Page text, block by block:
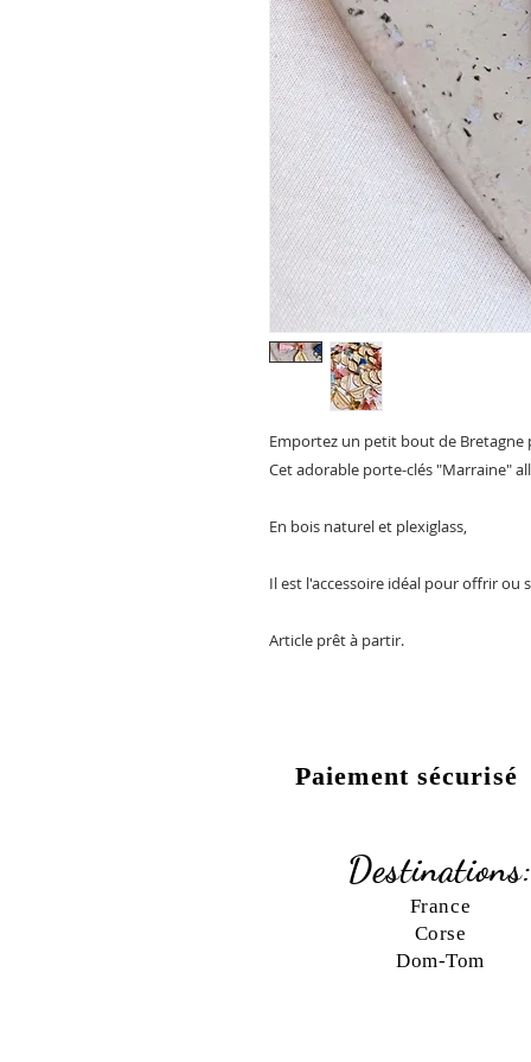
Emportez un petit bout de Bretagne
Cet adorable porte-clés "Marraine"
En bois naturel et plexiglass,
Il est l'accessoire idéal pour offrir ou
Article prêt à partir.
Paiement sécurisé
France
Corse
Dom-Tom